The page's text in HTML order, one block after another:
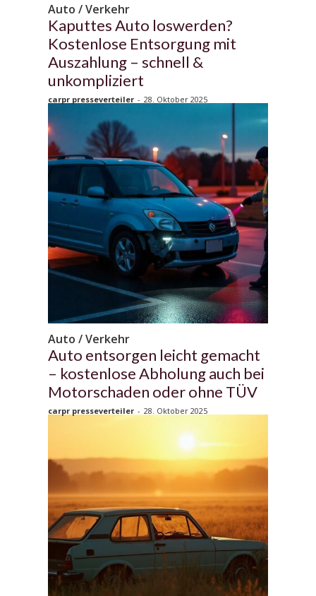
Auto / Verkehr
Kaputtes Auto loswerden?
Kostenlose Entsorgung mit
Auszahlung – schnell &
unkompliziert
carpr presseverteiler - 28. Oktober 2025
Auto / Verkehr
Auto entsorgen leicht gemacht
– kostenlose Abholung auch bei
Motorschaden oder ohne TÜV
carpr presseverteiler - 28. Oktober 2025